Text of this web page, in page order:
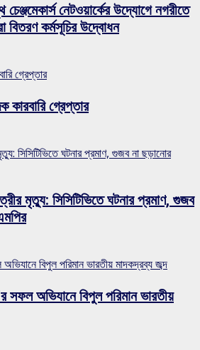
নেটওয়ার্কের উদ্যোগে নগরীতে
বিতরণ কর্মসূচির উদ্বোধন
গ্রেপ্তার
কারবারি গ্রেপ্তার
সিসিটিভিতে ঘটনার প্রমাণ, গুজব না ছড়ানোর
মৃত্যু: সিসিটিভিতে ঘটনার প্রমাণ, গুজব
অভিযানে বিপুল পরিমান ভারতীয় মাদকদ্রব্য জব্দ
সফল অভিযানে বিপুল পরিমান ভারতীয়